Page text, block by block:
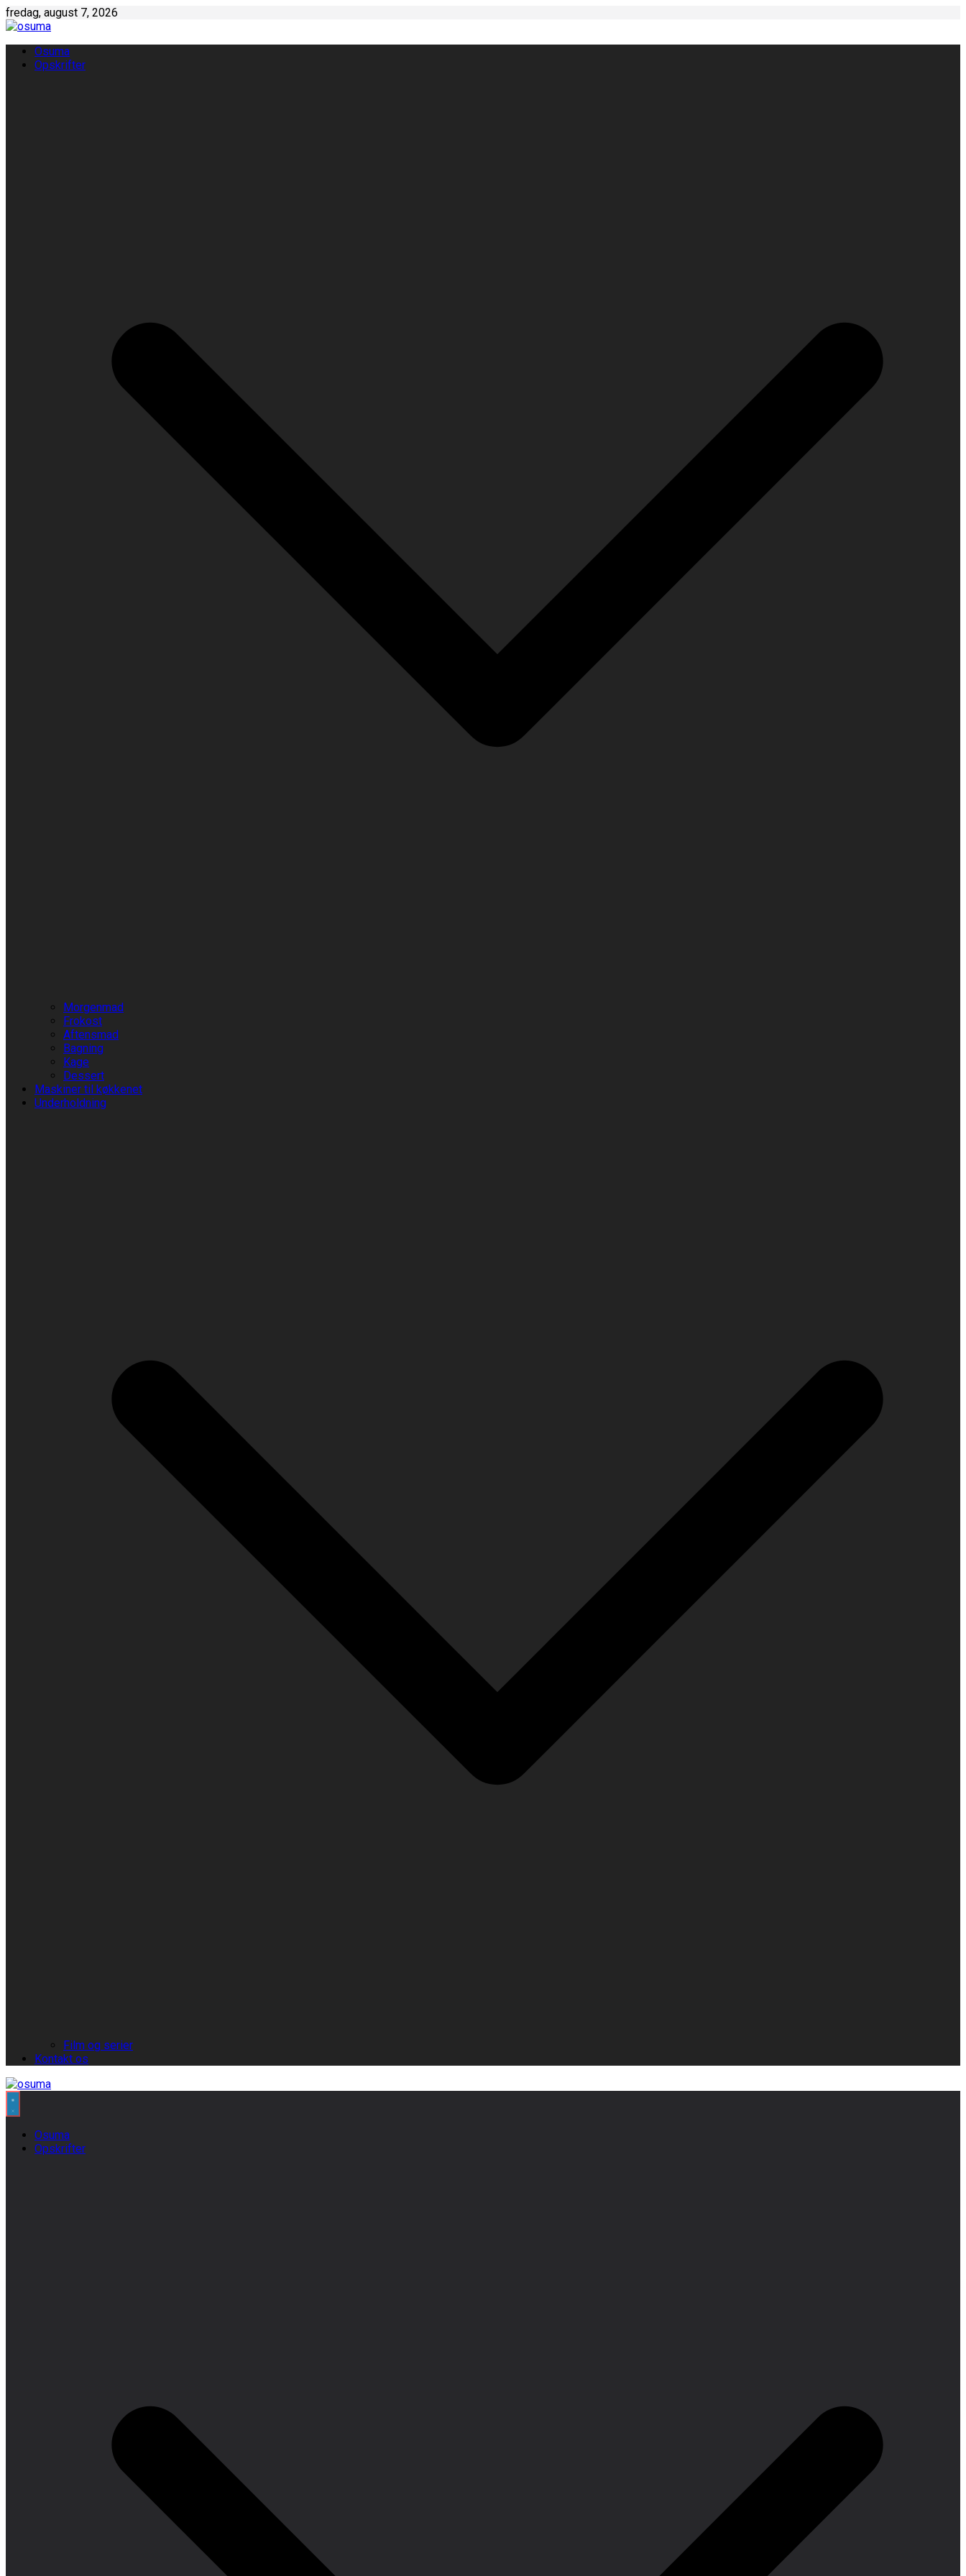
Skip
to
fredag, august 7, 2026
Osuma
Opskrifter
Morgenmad
Frokost
Aftensmad
Bagning
Kage
Dessert
Maskiner til køkkenet
Underholdning
Film og serier
Kontakt os
Osuma
Opskrifter